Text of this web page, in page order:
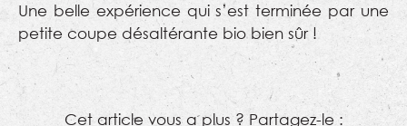
Une belle expérience qui s’est terminée par une
petite coupe désaltérante bio bien sûr !
Cet article vous a plus ? Partagez-le :